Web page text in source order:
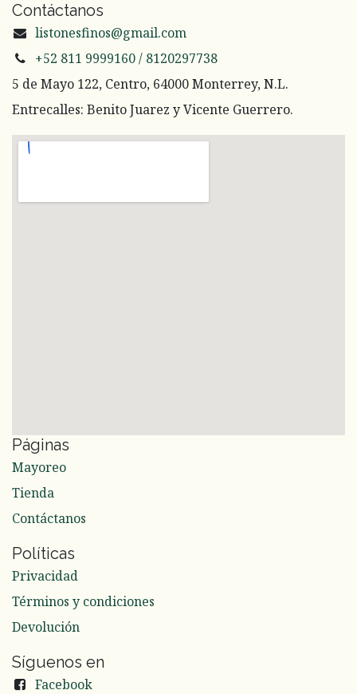
Contáctanos
listonesfinos@gmail.com
+52 811 9999160 / 8120297738
5 de Mayo 122, Centro, 64000 Monterrey, N.L.
Entrecalles: Benito Juarez y Vicente Guerrero.
Páginas
Mayoreo
Tienda
Contáctanos
Políticas
Privacidad
Términos y condiciones
Devolución
Síguenos en
Facebook